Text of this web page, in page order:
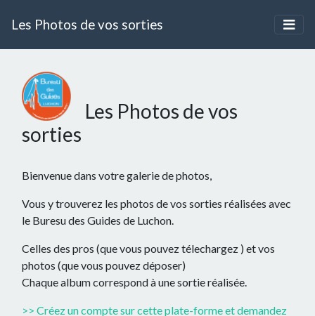
Les Photos de vos sorties
Les Photos de vos
sorties
Bienvenue dans votre galerie de photos,
Vous y trouverez les photos de vos sorties réalisées avec
le Buresu des Guides de Luchon.
Celles des pros (que vous pouvez télechargez ) et vos
photos (que vous pouvez déposer)
Chaque album correspond à une sortie réalisée.
>> Créez un compte sur cette plate-forme et demandez